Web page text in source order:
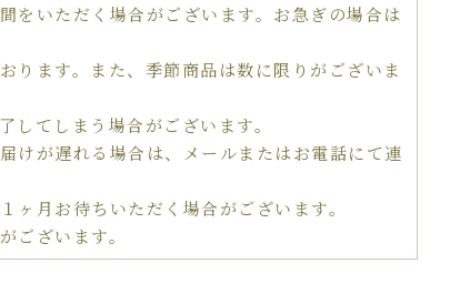
をいただく場合がございます。お急ぎの場合は
ります。また、季節商品は数に限りがございま
してしまう場合がございます。
けが遅れる場合は、メールまたはお電話にて連
月お待ちいただく場合がございます。
ございます。